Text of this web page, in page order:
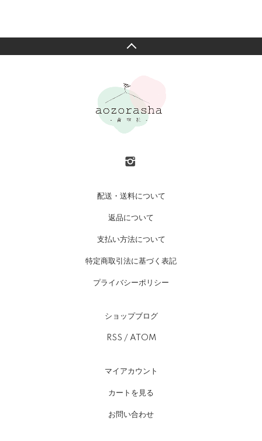
配送・送料について
返品について
支払い方法について
特定商取引法に基づく表記
プライバシーポリシー
ショップブログ
RSS / ATOM
マイアカウント
カートを見る
お問い合わせ